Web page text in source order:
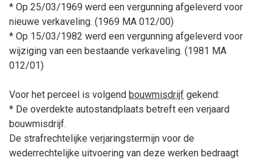
* Op 25/03/1969 werd een vergunning afgeleverd voor
nieuwe verkaveling. (1969 MA 012/00)
* Op 15/03/1982 werd een vergunning afgeleverd voor
wijziging van een bestaande verkaveling. (1981 MA
012/01)
Voor het perceel is volgend bouwmisdrijf gekend:
* De overdekte autostandplaats betreft een verjaard
bouwmisdrijf.
De strafrechtelijke verjaringstermijn voor de
wederrechtelijke uitvoering van deze werken bedraagt